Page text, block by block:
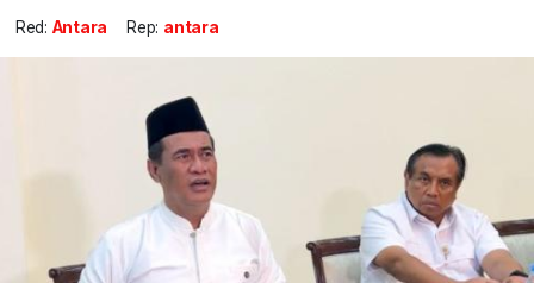
Red: Antara Rep: antara